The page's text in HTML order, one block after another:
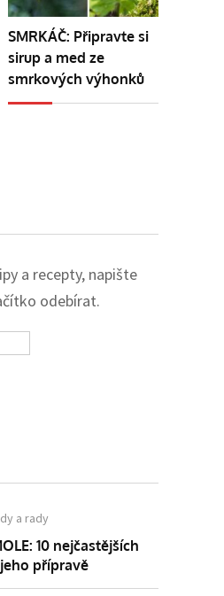
SMRKÁČ: Připravte si
sirup a med ze
smrkových výhonků
a recepty, napište
odebírat.
a rady
10 nejčastějších
přípravě